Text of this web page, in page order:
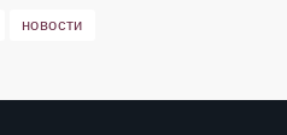
новости